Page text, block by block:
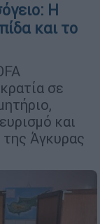
Η
και το
σε
και
της Άγκυρας